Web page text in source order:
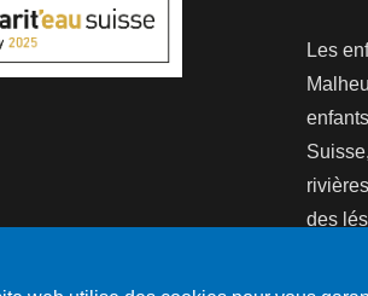
Les
des